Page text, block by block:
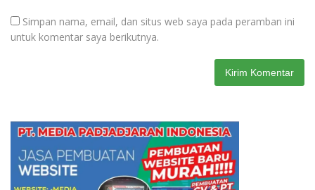
Simpan nama, email, dan situs web saya pada peramban ini
untuk komentar saya berikutnya.